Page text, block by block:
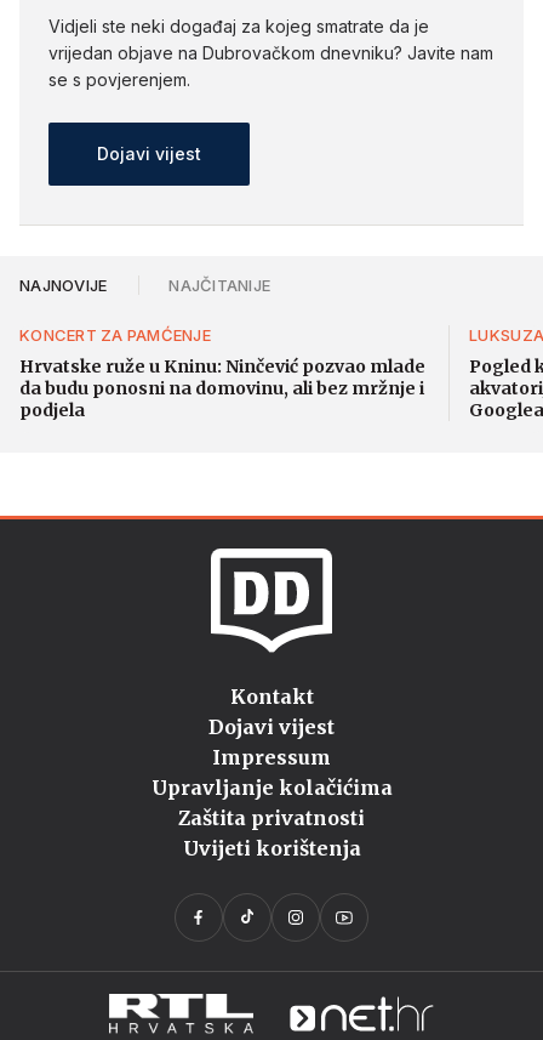
Vidjeli ste neki događaj za kojeg smatrate da je
vrijedan objave na Dubrovačkom dnevniku? Javite nam
se s povjerenjem.
Dojavi vijest
NAJNOVIJE NAJČITANIJE
KONCERT ZA PAMĆENJE
Hrvatske ruže u Kninu: Ninčević pozvao mlade
da budu ponosni na domovinu, ali bez mržnje i
podjela
Pogled
Kontakt
Dojavi vijest
Impressum
Upravljanje kolačićima
Zaštita privatnosti
Uvijeti korištenja